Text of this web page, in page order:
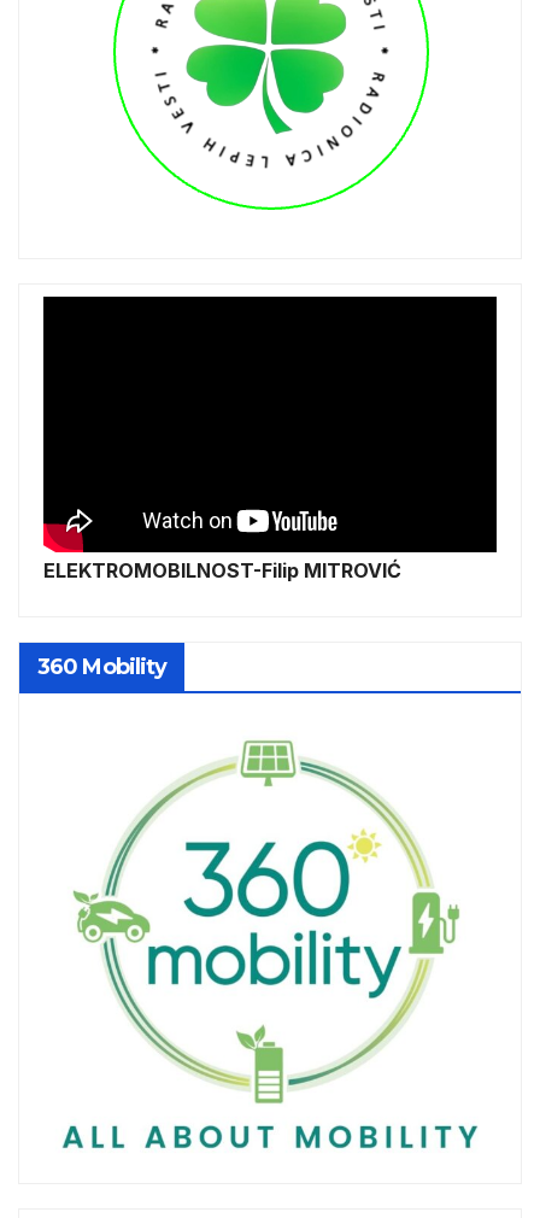
ELEKTROMOBILNOST-Filip MITROVIĆ
360 Mobility